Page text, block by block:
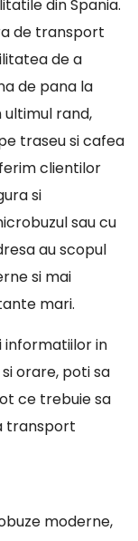
din Spania.
de transport
de a
de pana la
ultimul rand,
traseu si cafea
clientilor
si
sau cu
au scopul
si mai
mari.
informatiilor in
orare, poti sa
ce trebuie sa
transport
moderne,